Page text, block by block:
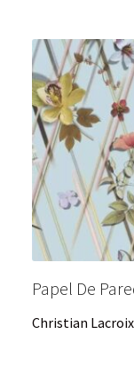
Papel De
Christian Lacroix